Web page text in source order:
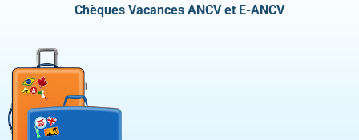
Chèques Vacances ANCV et E-ANCV